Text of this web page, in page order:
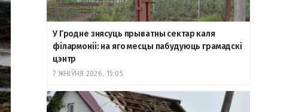
У Гродне знясуць прыватны сектар каля
філармоніі: на яго месцы пабудуюць грамадскі
цэнтр
7 ЖНІЎНЯ 2026, 15:05